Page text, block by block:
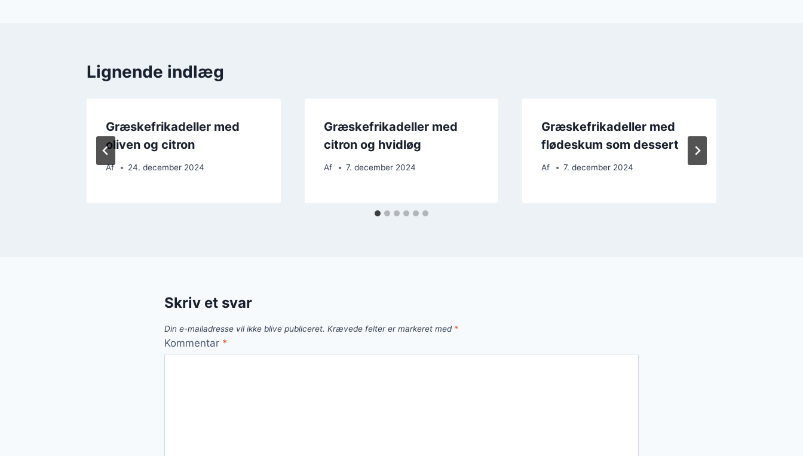
Lignende indlæg
Græskefrikadeller med
oliven og citron
Af 24. december 2024
Græskefrikadeller med
citron og hvidløg
Af 7. december 2024
Græskefrikadeller med
flødeskum som dessert
Af 7. december 2024
Skriv et svar
Din e-mailadresse vil ikke blive publiceret. Krævede felter er markeret med *
Kommentar *